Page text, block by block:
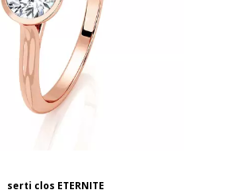
serti clos ETERNITE